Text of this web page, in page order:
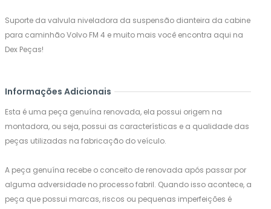
Suporte da valvula niveladora da suspensão dianteira da cabine
para caminhão Volvo FM 4 e muito mais você encontra aqui na
Dex Peças!
Informações Adicionais
Esta é uma peça genuína renovada, ela possui origem na
montadora, ou seja, possui as características e a qualidade das
peças utilizadas na fabricação do veículo.
A peça genuína recebe o conceito de renovada após passar por
alguma adversidade no processo fabril. Quando isso acontece, a
peça que possui marcas, riscos ou pequenas imperfeições é